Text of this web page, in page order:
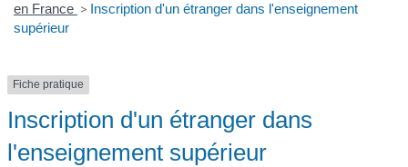
en France > Inscription d'un étranger dans l'enseignement
supérieur
Fiche pratique
Inscription d'un étranger dans
l'enseignement supérieur